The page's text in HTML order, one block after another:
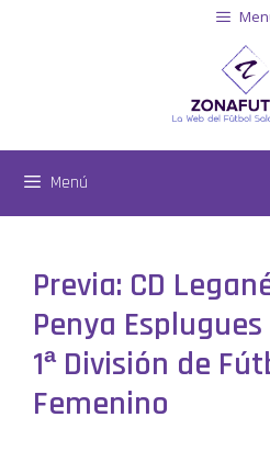
Menú
Previa: CD
Penya
1ª División de
Femenino